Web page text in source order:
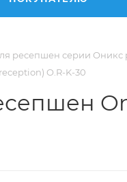
ресепшен серии Оникс
O.R-K-30